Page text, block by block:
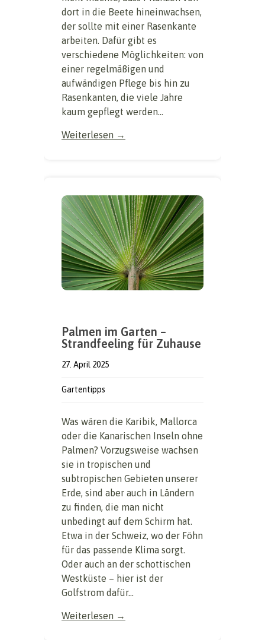
dort in die Beete hineinwachsen,
der sollte mit einer Rasenkante
arbeiten. Dafür gibt es
verschiedene Möglichkeiten: von
einer regelmäßigen und
aufwändigen Pflege bis hin zu
Rasenkanten, die viele Jahre
kaum gepflegt werden...
Weiterlesen →
Palmen im Garten –
Strandfeeling für Zuhause
27. April 2025
Gartentipps
Was wären die Karibik, Mallorca
oder die Kanarischen Inseln ohne
Palmen? Vorzugsweise wachsen
sie in tropischen und
subtropischen Gebieten unserer
Erde, sind aber auch in Ländern
zu finden, die man nicht
unbedingt auf dem Schirm hat.
Etwa in der Schweiz, wo der Föhn
für das passende Klima sorgt.
Oder auch an der schottischen
Westküste – hier ist der
Golfstrom dafür...
Weiterlesen →